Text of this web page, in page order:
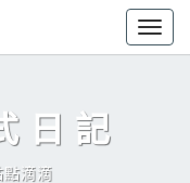
日記
滴滴